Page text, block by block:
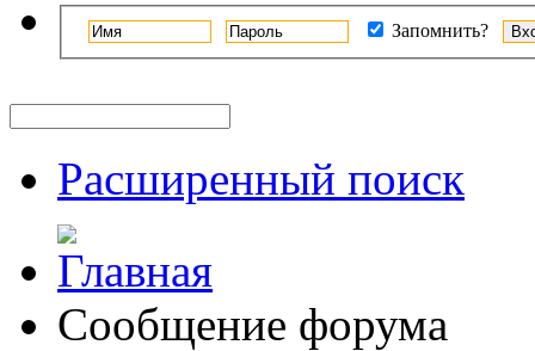
Запомнить?
Расширенный поиск
Сообщение форума